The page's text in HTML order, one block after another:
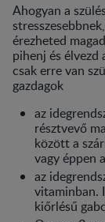
Ahogyan a
érezheted
pihenj és élvezd
csak erre van
gazdagok
az
résztvevő
között a
vagy éppen
az
vitaminban.
kiőrlésű